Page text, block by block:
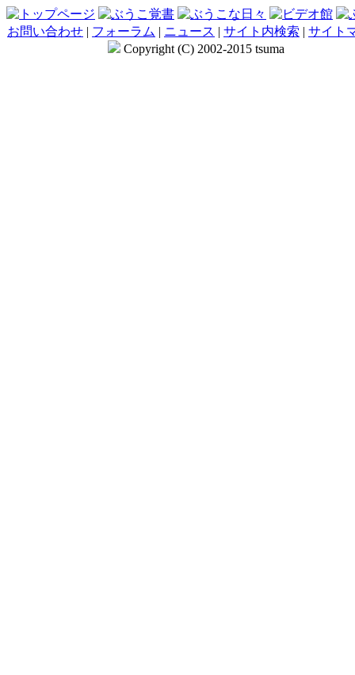
お問い合わせ | フォーラム | ニュース | サイト内検索 | サイト
Copyright (C) 2002-2015 tsuma